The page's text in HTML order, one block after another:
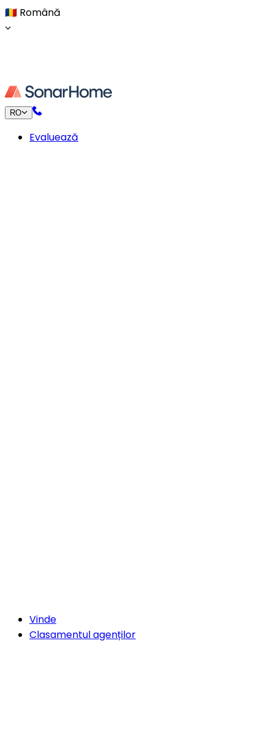
🇷🇴 Română
RO
Evaluează
Vinde
Clasamentul agenților